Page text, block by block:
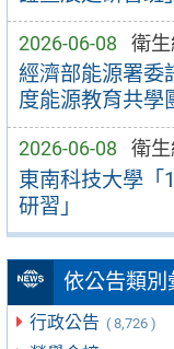
2026-06-08 衛生
經濟部能源署委
度能源教育共學
2026-06-08 衛生
東南科技大學「
研習」
依公告類別
行政公告 ( 8,726 )